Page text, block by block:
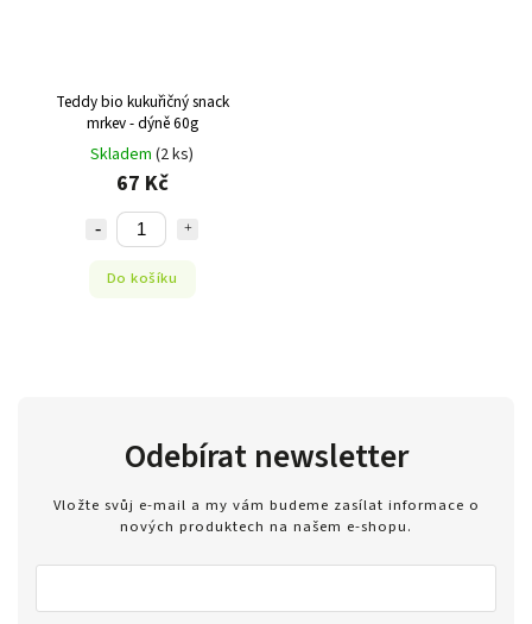
Teddy bio kukuřičný snack
mrkev - dýně 60g
Skladem (2 ks)
67 Kč
Do košíku
Odebírat newsletter
Vložte svůj e-mail a my vám budeme zasílat informace o
nových produktech na našem e-shopu.